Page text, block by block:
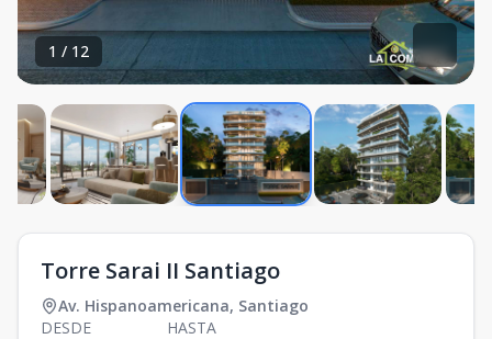
1 / 12
Torre Sarai II Santiago
Av. Hispanoamericana, Santiago
DESDE
HASTA